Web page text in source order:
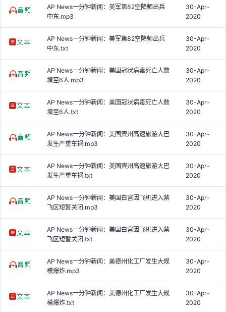
AP News一分钟新闻：美军第82空降师出兵
中东.mp3
30-Apr-
2020
AP News一分钟新闻：美军第82空降师出兵
中东.txt
30-Apr-
2020
AP News一分钟新闻：美国冠状病毒死亡人数
增至6人.mp3
30-Apr-
2020
AP News一分钟新闻：美国冠状病毒死亡人数
增至6人.txt
30-Apr-
2020
AP News一分钟新闻：美国宾州高速旅游大巴
发生严重车祸.mp3
30-Apr-
2020
AP News一分钟新闻：美国宾州高速旅游大巴
发生严重车祸.txt
30-Apr-
2020
AP News一分钟新闻：美国白宫因飞机进入禁
飞区短暂关闭.mp3
30-Apr-
2020
AP News一分钟新闻：美国白宫因飞机进入禁
飞区短暂关闭.txt
30-Apr-
2020
AP News一分钟新闻：美德州化工厂发生大规
模爆炸.mp3
30-Apr-
2020
AP News一分钟新闻：美德州化工厂发生大规
模爆炸.txt
30-Apr-
2020